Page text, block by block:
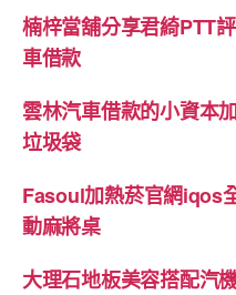
楠梓當舖分享君綺PTT
車借款
雲林汽車借款的小資本
垃圾袋
Fasoul加熱菸官網iqos
動麻將桌
大理石地板美容搭配汽